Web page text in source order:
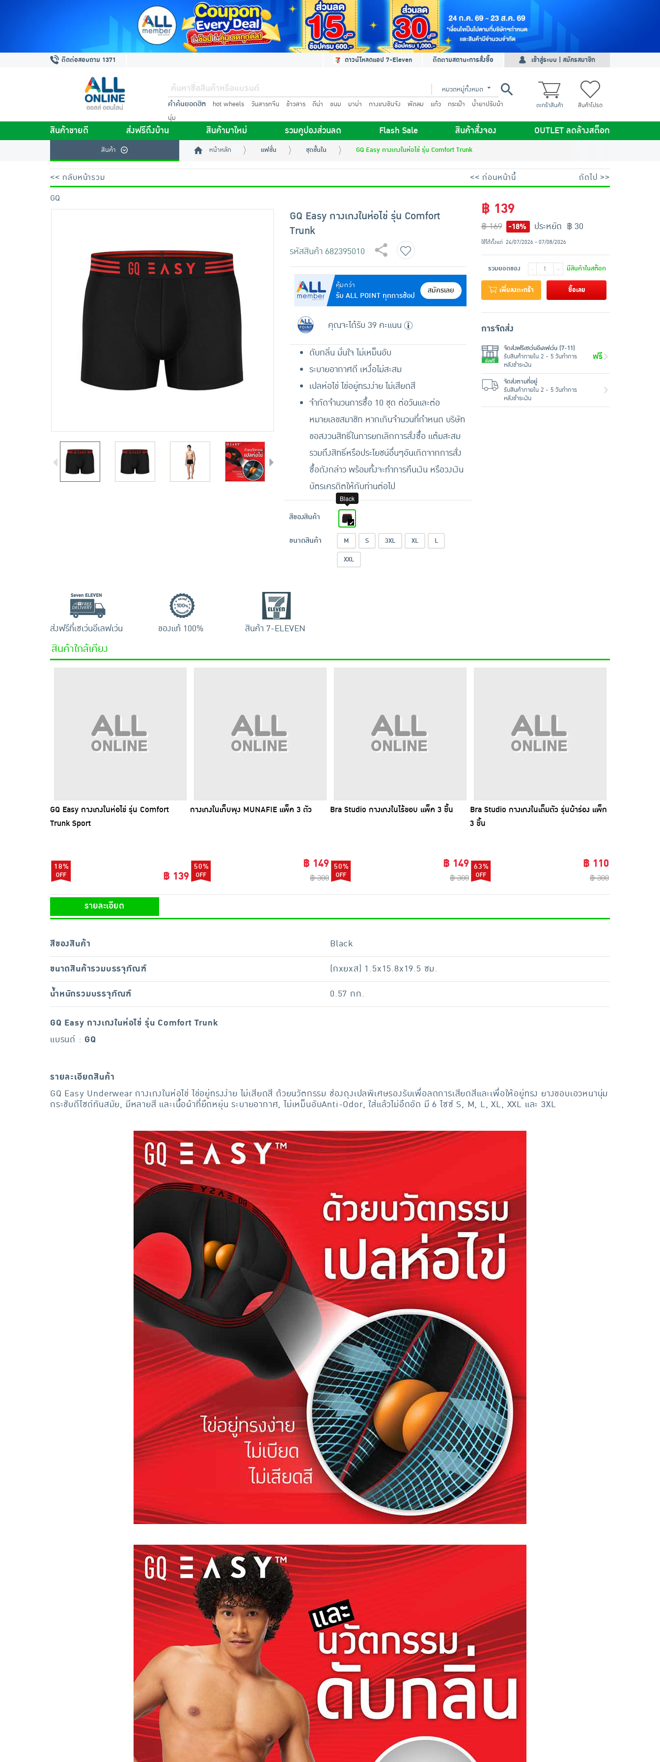
ติดต่อสอบถาม 1371 ดาวน์โหลดแอป 7-Eleven ติดตามสถานะการสั่งซื้อ เข้าสู่ระบบ | สมัครสมาชิก
หมวดหมู่ทั้งหมด
คำค้นยอดฮิต hot wheels วันสารทจีน ข้าวสาร ดีน่า ขนม มาม่า กางเกงชินจัง พัดลม แก้ว กระเป๋า
น้ำยาปรับผ้า
นุ่ม
ตะกร้าสินค้า สินค้าโปรด
สินค้าขายดี ส่งฟรีถึงบ้าน สินค้ามาใหม่ รวมคูปองส่วนลด Flash Sale สินค้าสั่งจอง OUTLET ลดล้างสต็อก
สินค้า หน้าหลัก แฟชั่น ชุดชั้นใน GQ Easy กางเกงในห่อไข่ รุ่น Comfort Trunk
<< กลับหน้ารวม << ก่อนหน้านี้
ถัดไป >>
GQ
GQ Easy กางเกงในห่อไข่ รุ่น Comfort
Trunk
รหัสสินค้า 682395010
คุ้มกว่า
รับ ALL POINT ทุกการช้อป
สมัครเลย
คุณจะได้รับ 39 คะแนน
ดับกลิ่น มั่นใจ ไม่เหม็นอับ
ระบายอากาศดี เหงื่อไม่สะสม
เปลห่อไข่ ไข่อยู่ทรงง่าย ไม่เสียดสี
จำกัดจำนวนการซื้อ 10 ชุด ต่อวันและต่อ
หมายเลขสมาชิก หากเกินจำนวนที่กำหนด บริษัท
ขอสงวนสิทธิ์ในการยกเลิกการสั่งซื้อ แต้มสะสม
รวมถึงสิทธิ์หรือประโยชน์อื่นๆอันเกิดจากการสั่ง
ซื้อดังกล่าว พร้อมทั้งจะทำการคืนเงิน หรือวงเงิน
บัตรเครดิตให้กับท่านต่อไป
สีของสินค้า
Black
ขนาดสินค้า M S 3XL XL
L
XXL
฿ 139
฿ 169 -18% ประหยัด ฿ 30
ใช้ได้ตั้งแต่ 24/07/2026 - 07/08/2026
รวมยอดของ - + มีสินค้าในสต๊อก
เพิ่มลงตะกร้า ซื้อเลย
การจัดส่ง
จัดส่งฟรีเซเว่นอีเลฟเว่น (7-11)
รับสินค้าภายใน 2 - 5 วันทำการ
หลังชำระเงิน
ฟรี
จัดส่งตามที่อยู่
รับสินค้าภายใน 2 - 5 วันทำการ
หลังชำระเงิน
ส่งฟรีที่เซเว่นอีเลฟเว่น ของแท้ 100% สินค้า 7-ELEVEN
สินค้าใกล้เคียง
GQ Easy กางเกงในห่อไข่ รุ่น Comfort
Trunk Sport
18%
฿ 139
กางเกงในเก็บพุง MUNAFIE แพ็ค 3 ตัว
50% ฿ 149
฿ 300
Bra Studio กางเกงในไร้ขอบ แพ็ค 3 ชิ้น
50% ฿ 149
฿ 300
Bra Studio กางเกงในเต็มตัว รุ่นผ้าร่อง แพ็ก
3 ชิ้น
63% ฿ 110
฿ 300
รายละเอียด
สีของสินค้า
Black
ขนาดสินค้ารวมบรรจุภัณฑ์
(กxยxส) 1.5x15.8x19.5 ซม.
น้ำหนักรวมบรรจุภัณฑ์
0.57 กก.
GQ Easy กางเกงในห่อไข่ รุ่น Comfort Trunk
แบรนด์ : GQ
รายละเอียดสินค้า
GQ Easy Underwear กางเกงในห่อไข่ ไข่อยู่ทรงง่าย ไม่เสียดสี ด้วยนวัตกรรม ช่องถุงเปลพิเศษรองรับเพื่อลดการเสียดสีและเพื่อให้อยู่ทรง ยางขอบเอวหนานุ่ม
กระชับดีไซด์ทันสมัย, มีหลายสี และเนื้อผ้าที่ยืดหยุ่น ระบายอากาศ, ไม่เหม็นอับAnti-Odor, ใส่แล้วไม่อึดอัด มี 6 ไซซ์ S, M, L, XL, XXL และ 3XL